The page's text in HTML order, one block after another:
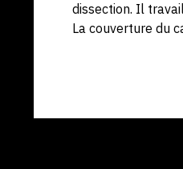
dissection. Il
La couverture du